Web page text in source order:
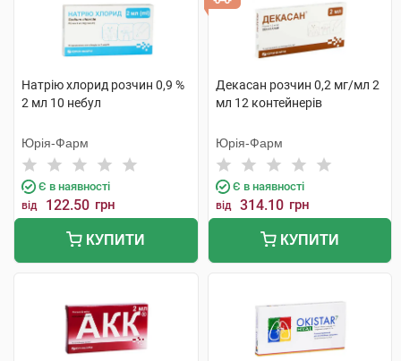
Натрію хлорид розчин 0,9 %
2 мл 10 небул
Юрія-Фарм
Є в наявності
від 122.50 грн
КУПИТИ
Декасан розчин 0,2 мг/мл 2
мл 12 контейнерів
Юрія-Фарм
Є в наявності
від 314.10 грн
КУПИТИ